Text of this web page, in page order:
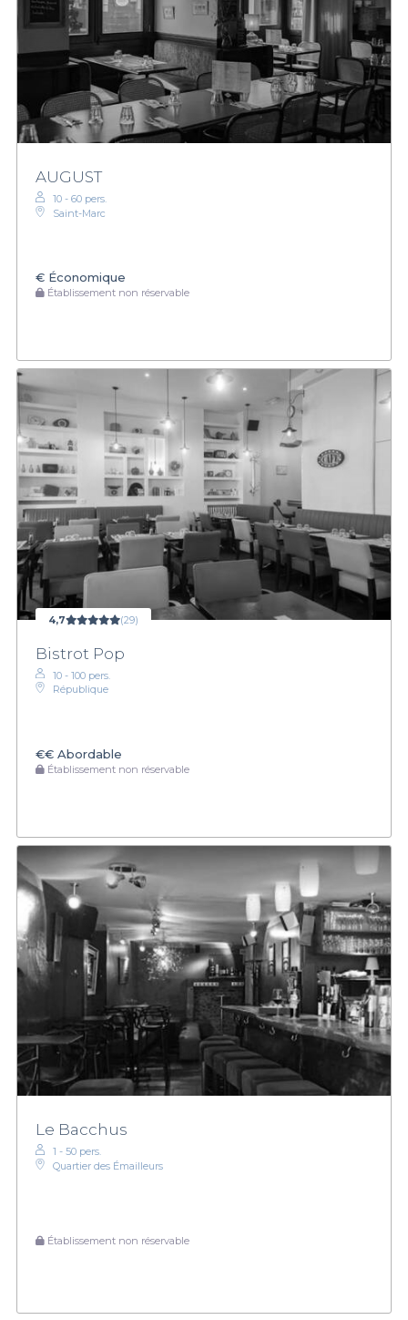
AUGUST
10 - 60 pers.
Saint-Marc
€ Économique
Établissement non réservable
4,7 (29)
Bistrot Pop
10 - 100 pers.
République
€€ Abordable
Établissement non réservable
Le Bacchus
1 - 50 pers.
Quartier des Émailleurs
Établissement non réservable